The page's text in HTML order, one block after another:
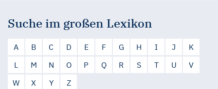
Suche im großen Lexikon
A B C D E F G H I J
K
L
M N O P Q R S T U
V
W
X Y Z